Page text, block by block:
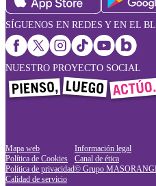
SÍGUENOS EN REDES Y EN EL
NUESTRO PROYECTO SOCIAL
Mapa web
Política de Cookies
Política de privacidad
Calidad de servicio
Información legal
Canal de ética
© Grupo